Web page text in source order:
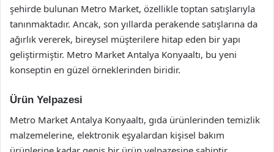
şehirde bulunan Metro Market, özellikle toptan satışlarıyla
tanınmaktadır. Ancak, son yıllarda perakende satışlarına da
ağırlık vererek, bireysel müşterilere hitap eden bir yapı
geliştirmiştir. Metro Market Antalya Konyaaltı, bu yeni
konseptin en güzel örneklerinden biridir.
Ürün Yelpazesi
Metro Market Antalya Konyaaltı, gıda ürünlerinden temizlik
malzemelerine, elektronik eşyalardan kişisel bakım